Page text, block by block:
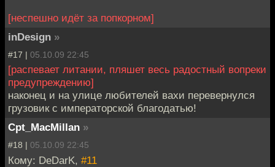
[неспешно идёт за попкорном]
inDesign »
#17 | 05.10.09 22:45
[распевает литании, пляшет весь радостный вопреки
предупреждению]
наконец и на улице любителей вахи перевернулся
грузовик с императорской благодатью!
Cpt_MacMillan »
#18 | 05.10.09 22:45
Кому: DeDarK, #11